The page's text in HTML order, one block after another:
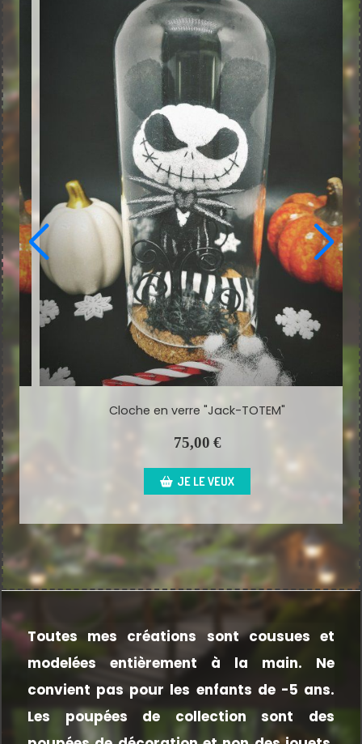
Cloche en verre "Jack-TOTEM"
75,00€
JE LE VEUX
Toutes mes créations sont cousues et
modelées entièrement à la main. Ne
convient pas pour les enfants de -5 ans.
Les poupées de collection sont des